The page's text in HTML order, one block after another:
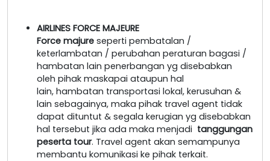
AIRLINES FORCE MAJEURE
Force majure seperti pembatalan /
keterlambatan / perubahan peraturan bagasi /
hambatan lain penerbangan yg disebabkan
oleh pihak maskapai ataupun hal
lain, hambatan transportasi lokal, kerusuhan &
lain sebagainya, maka pihak travel agent tidak
dapat dituntut & segala kerugian yg disebabkan
hal tersebut jika ada maka menjadi tanggungan
peserta tour. Travel agent akan semampunya
membantu komunikasi ke pihak terkait.